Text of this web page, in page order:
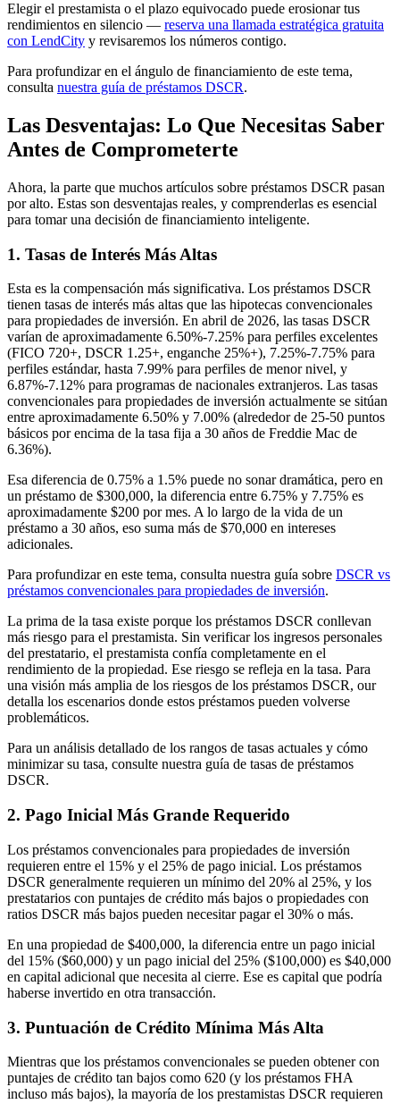
Elegir el prestamista o el plazo equivocado puede erosionar tus
rendimientos en silencio — reserva una llamada estratégica gratuita
con LendCity y revisaremos los números contigo.
Para profundizar en el ángulo de financiamiento de este tema,
consulta nuestra guía de préstamos DSCR.
Las Desventajas: Lo Que Necesitas Saber
Antes de Comprometerte
Ahora, la parte que muchos artículos sobre préstamos DSCR pasan
por alto. Estas son desventajas reales, y comprenderlas es esencial
para tomar una decisión de financiamiento inteligente.
1. Tasas de Interés Más Altas
Esta es la compensación más significativa. Los préstamos DSCR
tienen tasas de interés más altas que las hipotecas convencionales
para propiedades de inversión. En abril de 2026, las tasas DSCR
varían de aproximadamente 6.50%-7.25% para perfiles excelentes
(FICO 720+, DSCR 1.25+, enganche 25%+), 7.25%-7.75% para
perfiles estándar, hasta 7.99% para perfiles de menor nivel, y
6.87%-7.12% para programas de nacionales extranjeros. Las tasas
convencionales para propiedades de inversión actualmente se sitúan
entre aproximadamente 6.50% y 7.00% (alrededor de 25-50 puntos
básicos por encima de la tasa fija a 30 años de Freddie Mac de
6.36%).
Esa diferencia de 0.75% a 1.5% puede no sonar dramática, pero en
un préstamo de $300,000, la diferencia entre 6.75% y 7.75% es
aproximadamente $200 por mes. A lo largo de la vida de un
préstamo a 30 años, eso suma más de $70,000 en intereses
adicionales.
Para profundizar en este tema, consulta nuestra guía sobre DSCR vs
préstamos convencionales para propiedades de inversión.
La prima de la tasa existe porque los préstamos DSCR conllevan
más riesgo para el prestamista. Sin verificar los ingresos personales
del prestatario, el prestamista confía completamente en el
rendimiento de la propiedad. Ese riesgo se refleja en la tasa. Para
una visión más amplia de los riesgos de los préstamos DSCR, our
detalla los escenarios donde estos préstamos pueden volverse
problemáticos.
Para un análisis detallado de los rangos de tasas actuales y cómo
minimizar su tasa, consulte nuestra guía de tasas de préstamos
DSCR.
2. Pago Inicial Más Grande Requerido
Los préstamos convencionales para propiedades de inversión
requieren entre el 15% y el 25% de pago inicial. Los préstamos
DSCR generalmente requieren un mínimo del 20% al 25%, y los
prestatarios con puntajes de crédito más bajos o propiedades con
ratios DSCR más bajos pueden necesitar pagar el 30% o más.
En una propiedad de $400,000, la diferencia entre un pago inicial
del 15% ($60,000) y un pago inicial del 25% ($100,000) es $40,000
en capital adicional que necesita al cierre. Ese es capital que podría
haberse invertido en otra transacción.
3. Puntuación de Crédito Mínima Más Alta
Mientras que los préstamos convencionales se pueden obtener con
puntajes de crédito tan bajos como 620 (y los préstamos FHA
incluso más bajos), la mayoría de los prestamistas DSCR requieren